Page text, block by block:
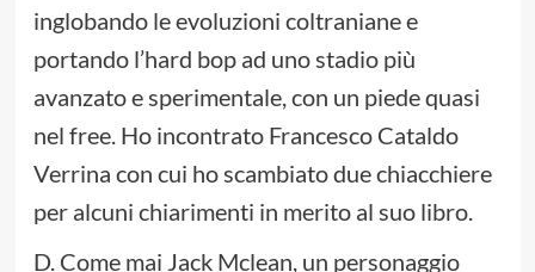
inglobando le evoluzioni coltraniane e
portando l’hard bop ad uno stadio più
avanzato e sperimentale, con un piede quasi
nel free. Ho incontrato Francesco Cataldo
Verrina con cui ho scambiato due chiacchiere
per alcuni chiarimenti in merito al suo libro.
D. Come mai Jack Mclean, un personaggio